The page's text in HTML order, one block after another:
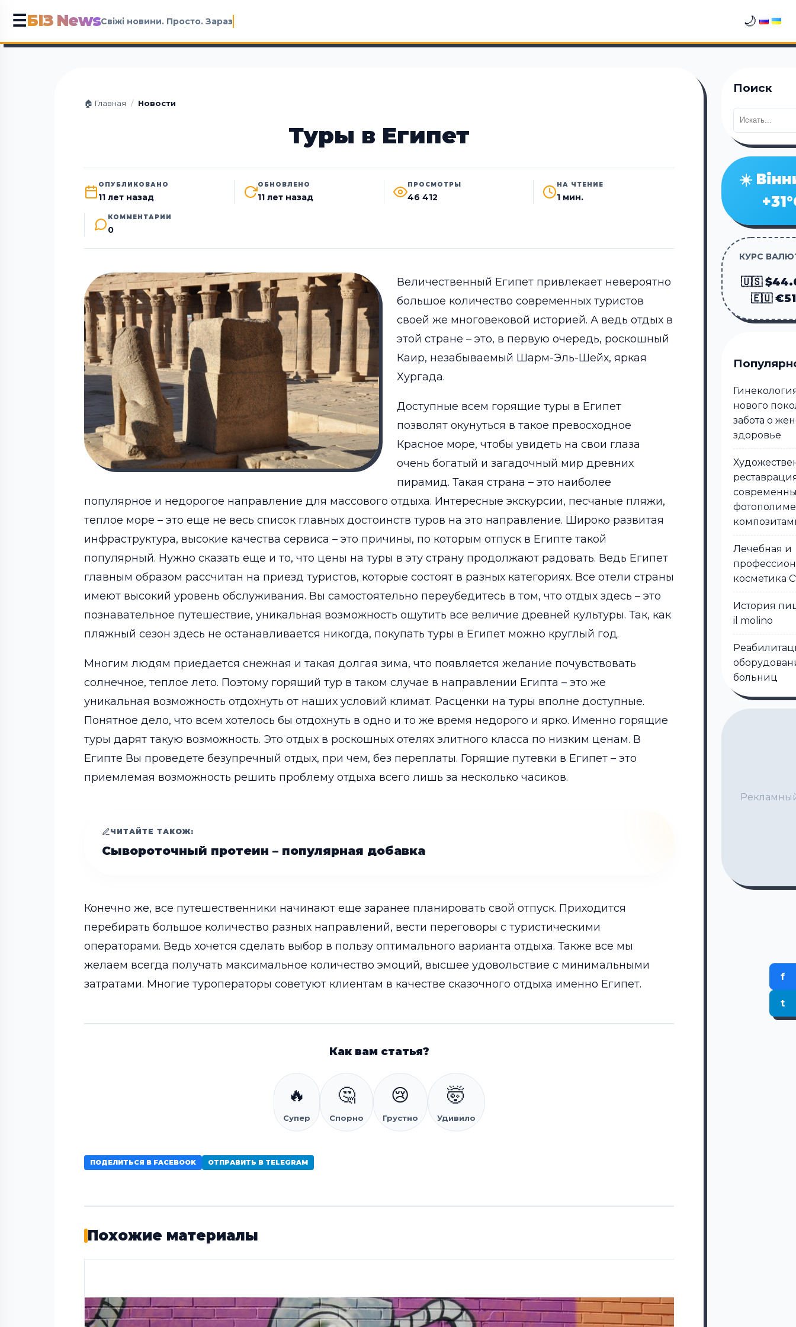
☰БІЗ NewsСвіжі новини. Просто. Зараз 🌙
🏠 Главная / Новости
Туры в Египет
ОПУБЛИКОВАНО
11 лет назад
ОБНОВЛЕНО
11 лет назад
ПРОСМОТРЫ
46 412
НА ЧТЕНИЕ
1 мин.
КОММЕНТАРИИ
0
Величественный Египет привлекает невероятно
большое количество современных туристов
своей же многовековой историей. А ведь отдых в
этой стране – это, в первую очередь, роскошный
Каир, незабываемый Шарм-Эль-Шейх, яркая
Хургада.
Доступные всем горящие туры в Египет
позволят окунуться в такое превосходное
Красное море, чтобы увидеть на свои глаза
очень богатый и загадочный мир древних
пирамид. Такая страна – это наиболее
популярное и недорогое направление для массового отдыха. Интересные экскурсии, песчаные пляжи,
теплое море – это еще не весь список главных достоинств туров на это направление. Широко развитая
инфраструктура, высокие качества сервиса – это причины, по которым отпуск в Египте такой
популярный. Нужно сказать еще и то, что цены на туры в эту страну продолжают радовать. Ведь Египет
главным образом рассчитан на приезд туристов, которые состоят в разных категориях. Все отели страны
имеют высокий уровень обслуживания. Вы самостоятельно переубедитесь в том, что отдых здесь – это
познавательное путешествие, уникальная возможность ощутить все величие древней культуры. Так, как
пляжный сезон здесь не останавливается никогда, покупать туры в Египет можно круглый год.
Многим людям приедается снежная и такая долгая зима, что появляется желание почувствовать
солнечное, теплое лето. Поэтому горящий тур в таком случае в направлении Египта – это же
уникальная возможность отдохнуть от наших условий климат. Расценки на туры вполне доступные.
Понятное дело, что всем хотелось бы отдохнуть в одно и то же время недорого и ярко. Именно горящие
туры дарят такую возможность. Это отдых в роскошных отелях элитного класса по низким ценам. В
Египте Вы проведете безупречный отдых, при чем, без переплаты. Горящие путевки в Египет – это
приемлемая возможность решить проблему отдыха всего лишь за несколько часиков.
ЧИТАЙТЕ ТАКОЖ:
Сывороточный протеин – популярная добавка
Конечно же, все путешественники начинают еще заранее планировать свой отпуск. Приходится
перебирать большое количество разных направлений, вести переговоры с туристическими
операторами. Ведь хочется сделать выбор в пользу оптимального варианта отдыха. Также все мы
желаем всегда получать максимальное количество эмоций, высшее удовольствие с минимальными
затратами. Многие туроператоры советуют клиентам в качестве сказочного отдыха именно Египет.
Как вам статья?
🔥
Супер
🤔
Спорно
😢
Грустно
🤯
Удивило
ПОДЕЛИТЬСЯ В FACEBOOK ОТПРАВИТЬ В TELEGRAM
Похожие материалы
Поиск
☀️
КУРС
🇺🇸
🇪🇺
нового
забота о
здоровье
Лечебная и
косметика
История
il molino
больниц
f
t